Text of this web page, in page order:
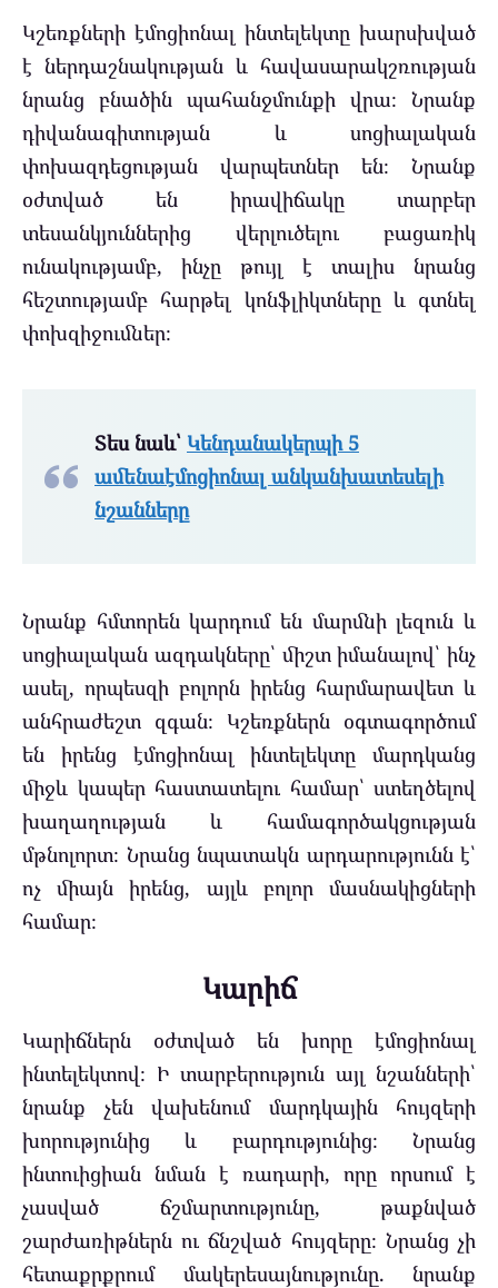
Կշեռքների էմոցիոնալ ինտելեկտը խարսխված
է ներդաշնակության և հավասարակշռության
նրանց բնածին պահանջմունքի վրա։ Նրանք
դիվանագիտության և սոցիալական
փոխազդեցության վարպետներ են։ Նրանք
օժտված են իրավիճակը տարբեր
տեսանկյուններից վերլուծելու բացառիկ
ունակությամբ, ինչը թույլ է տալիս նրանց
հեշտությամբ հարթել կոնֆլիկտները և գտնել
փոխզիջումներ։
Տես նաև՝ Կենդանակերպի 5
ամենաէմոցիոնալ անկանխատեսելի
նշանները
Նրանք հմտորեն կարդում են մարմնի լեզուն և
սոցիալական ազդակները՝ միշտ իմանալով՝ ինչ
ասել, որպեսզի բոլորն իրենց հարմարավետ և
անհրաժեշտ զգան։ Կշեռքներն օգտագործում
են իրենց էմոցիոնալ ինտելեկտը մարդկանց
միջև կապեր հաստատելու համար՝ ստեղծելով
խաղաղության և համագործակցության
մթնոլորտ։ Նրանց նպատակն արդարությունն է՝
ոչ միայն իրենց, այլև բոլոր մասնակիցների
համար։
Կարիճ
Կարիճներն օժտված են խորը էմոցիոնալ
ինտելեկտով։ Ի տարբերություն այլ նշանների՝
նրանք չեն վախենում մարդկային հույզերի
խորությունից և բարդությունից։ Նրանց
ինտուիցիան նման է ռադարի, որը որսում է
չասված ճշմարտությունը, թաքնված
շարժառիթներն ու ճնշված հույզերը։ Նրանց չի
հետաքրքրում մակերեսայնությունը. նրանք